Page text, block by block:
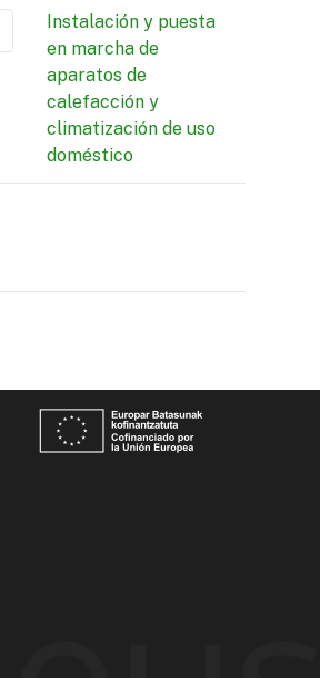
Instalación y puesta
en marcha de
aparatos de
calefacción y
climatización de uso
doméstico